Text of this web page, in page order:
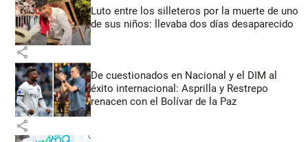
Luto entre los silleteros por la muerte de uno
de sus niños: llevaba dos días desaparecido
share
De cuestionados en Nacional y el DIM al
éxito internacional: Asprilla y Restrepo
renacen con el Bolívar de la Paz
share